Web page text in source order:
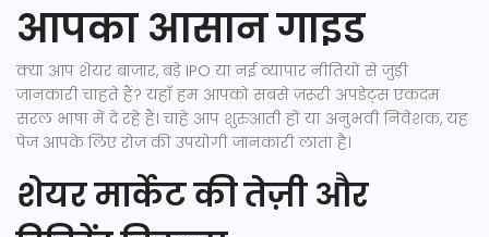
आपका आसान गाइड
क्या आप शेयर बाजार, बड़े IPO या नई व्यापार नीतियों से जुड़ी
जानकारी चाहते हैं? यहाँ हम आपको सबसे ज़रूरी अपडेट्स एकदम
सरल भाषा में दे रहे हैं। चाहे आप शुरुआती हों या अनुभवी निवेशक, यह
पेज आपके लिए रोज़ की उपयोगी जानकारी लाता है।
शेयर मार्केट की तेज़ी और